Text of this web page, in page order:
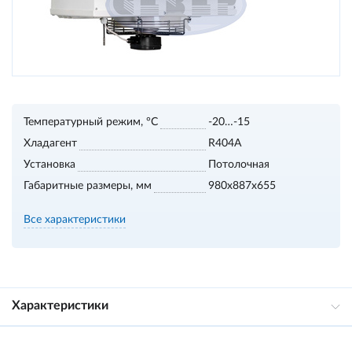
Температурный режим, °С
-20…-15
Хладагент
R404A
Установка
Потолочная
Габаритные размеры, мм
980х887х655
Все характеристики
Характеристики